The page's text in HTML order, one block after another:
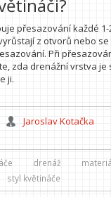
přesazování každé 1-
z otvorů nebo
Při
zda drenážní vrstva je
ji.
Jaroslav Kotačka
drenáž
styl květináče